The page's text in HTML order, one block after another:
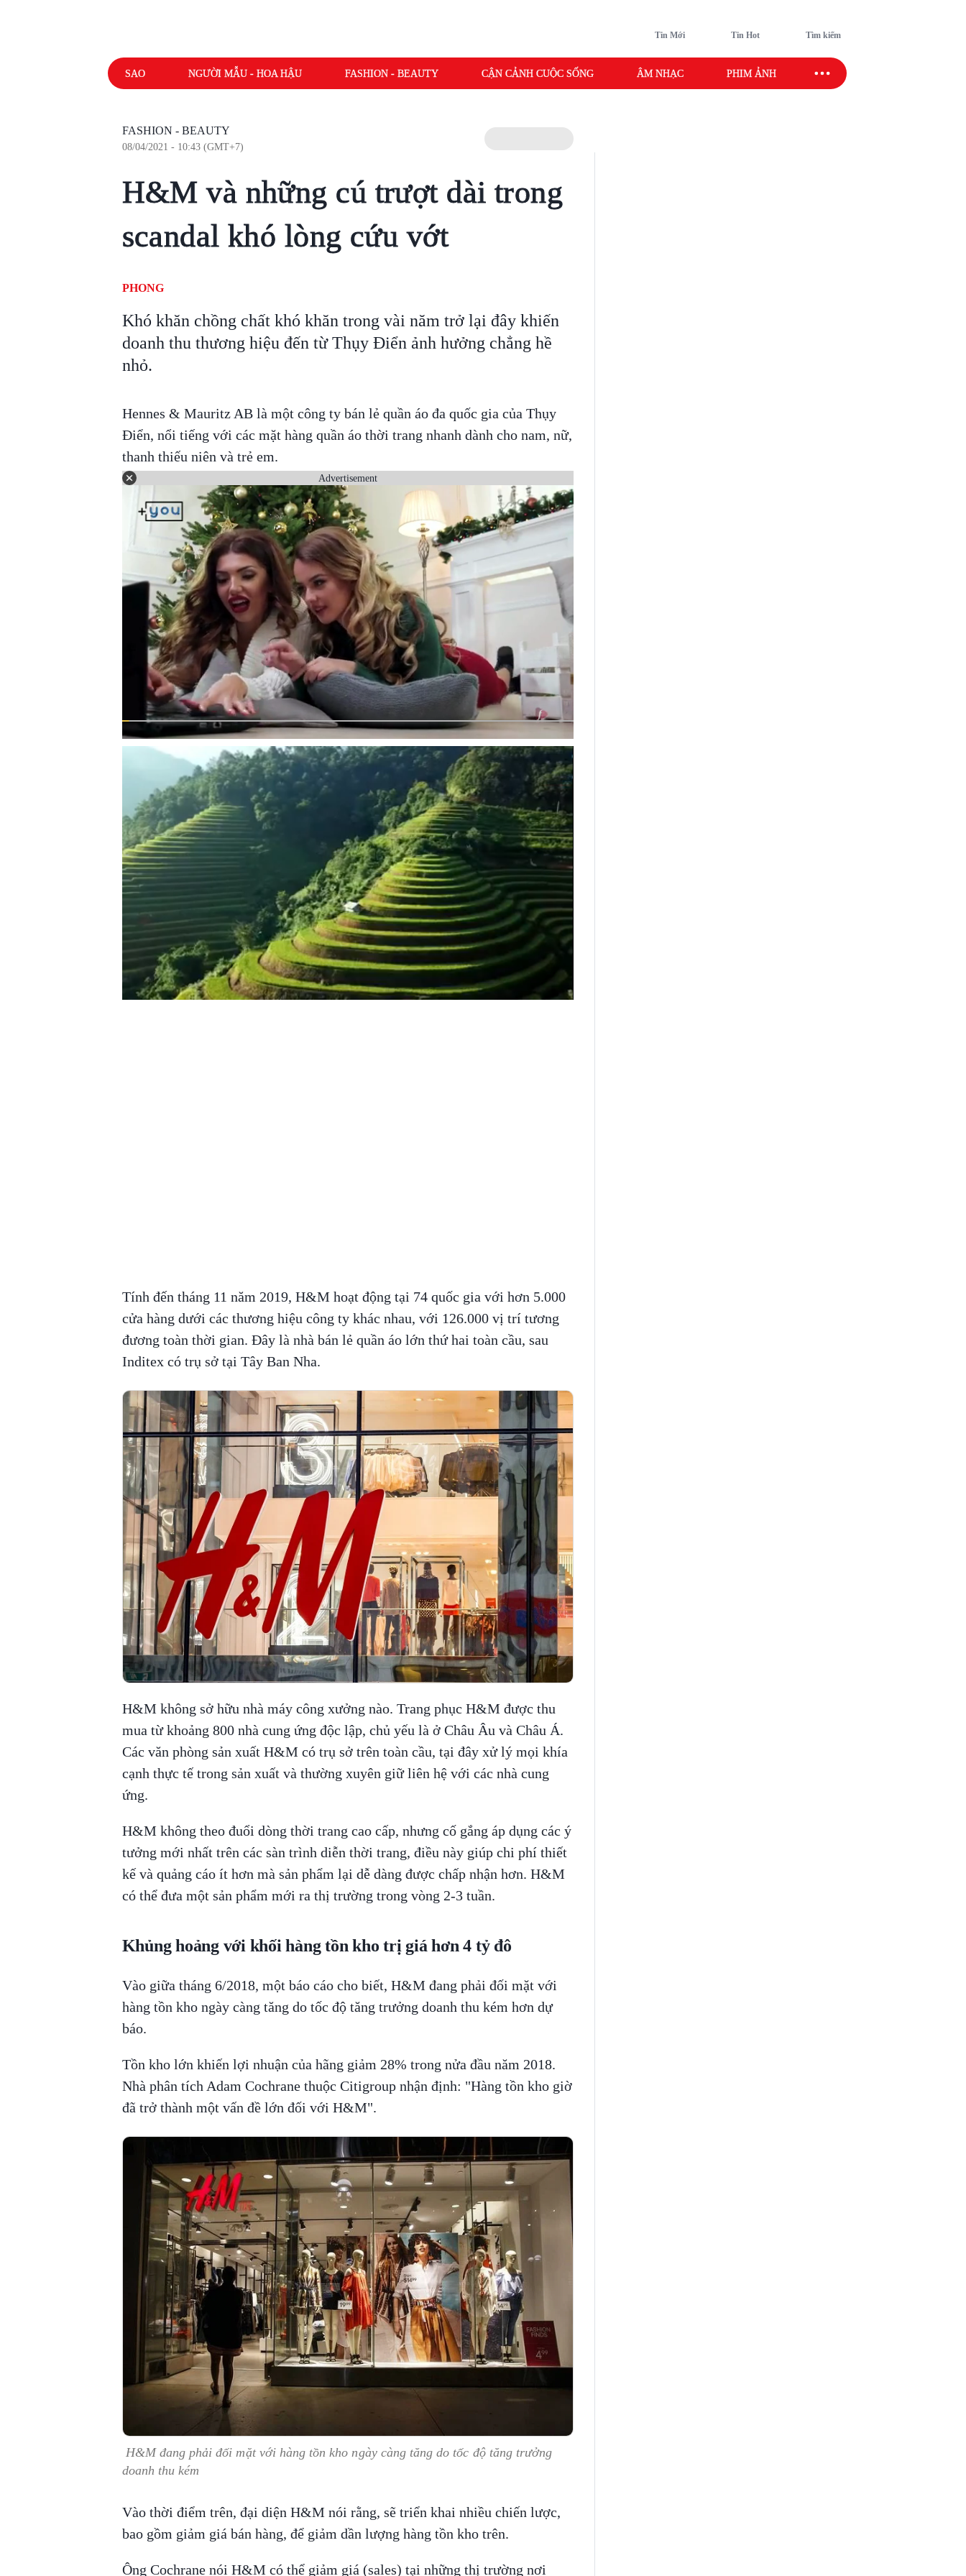
Tin Mới Tin Hot Tìm kiếm
SAO NGƯỜI MẪU - HOA HẬU FASHION - BEAUTY CẬN CẢNH CUỘC SỐNG ÂM NHẠC PHIM ẢNH SAO SPORT
FASHION - BEAUTY
08/04/2021 - 10:43 (GMT+7)
H&M và những cú trượt dài trong
scandal khó lòng cứu vớt
PHONG
Khó khăn chồng chất khó khăn trong vài năm trở lại đây khiến
doanh thu thương hiệu đến từ Thụy Điển ảnh hưởng chẳng hề
nhỏ.
Hennes & Mauritz AB là một công ty bán lẻ quần áo đa quốc gia của Thụy
Điển, nổi tiếng với các mặt hàng quần áo thời trang nhanh dành cho nam, nữ,
thanh thiếu niên và trẻ em.
Advertisement
Tính đến tháng 11 năm 2019, H&M hoạt động tại 74 quốc gia với hơn 5.000
cửa hàng dưới các thương hiệu công ty khác nhau, với 126.000 vị trí tương
đương toàn thời gian. Đây là nhà bán lẻ quần áo lớn thứ hai toàn cầu, sau
Inditex có trụ sở tại Tây Ban Nha.
H&M không sở hữu nhà máy công xưởng nào. Trang phục H&M được thu
mua từ khoảng 800 nhà cung ứng độc lập, chủ yếu là ở Châu Âu và Châu Á.
Các văn phòng sản xuất H&M có trụ sở trên toàn cầu, tại đây xử lý mọi khía
cạnh thực tế trong sản xuất và thường xuyên giữ liên hệ với các nhà cung
ứng.
H&M không theo đuổi dòng thời trang cao cấp, nhưng cố gắng áp dụng các ý
tưởng mới nhất trên các sàn trình diễn thời trang, điều này giúp chi phí thiết
kế và quảng cáo ít hơn mà sản phẩm lại dễ dàng được chấp nhận hơn. H&M
có thể đưa một sản phẩm mới ra thị trường trong vòng 2-3 tuần.
Khủng hoảng với khối hàng tồn kho trị giá hơn 4 tỷ đô
Vào giữa tháng 6/2018, một báo cáo cho biết, H&M đang phải đối mặt với
hàng tồn kho ngày càng tăng do tốc độ tăng trưởng doanh thu kém hơn dự
báo.
Tồn kho lớn khiến lợi nhuận của hãng giảm 28% trong nửa đầu năm 2018.
Nhà phân tích Adam Cochrane thuộc Citigroup nhận định: "Hàng tồn kho giờ
đã trở thành một vấn đề lớn đối với H&M".
H&M đang phải đối mặt với hàng tồn kho ngày càng tăng do tốc độ tăng trưởng
doanh thu kém
Vào thời điểm trên, đại diện H&M nói rằng, sẽ triển khai nhiều chiến lược,
bao gồm giảm giá bán hàng, để giảm dần lượng hàng tồn kho trên.
Ông Cochrane nói H&M có thể giảm giá (sales) tại những thị trường nơi